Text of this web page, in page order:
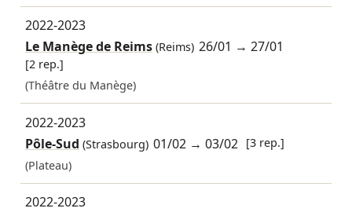
2022-2023
Le Manège de Reims(Reims) 26/01 →27/01
[2 rep.]
(Théâtre du Manège)
2022-2023
Pôle-Sud (Strasbourg) 01/02 →03/02 [3 rep.]
(Plateau)
2022-2023